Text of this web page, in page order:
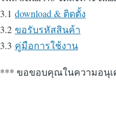
3.1 download & ติดตั้ง
3.2 ขอรับรหัสสินค้า
3.3 คู่มือการใช้งาน
*** ขอขอบคุณในความอนุ